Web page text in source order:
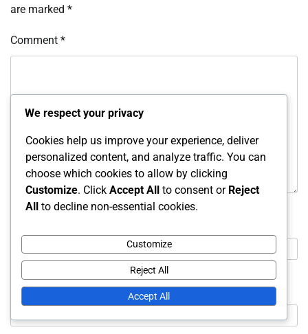
are marked *
Comment *
Email*
We respect your privacy
Cookies help us improve your experience, deliver
personalized content, and analyze traffic. You can
choose which cookies to allow by clicking
Customize. Click Accept All to consent or Reject
All to decline non-essential cookies.
Customize
Reject All
Accept All